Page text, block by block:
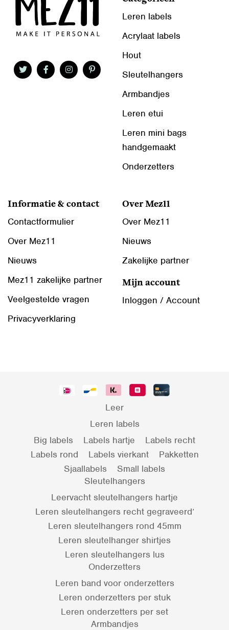
Leren labels
Acrylaat labels
Hout
Sleutelhangers
Armbandjes
Leren etui
Leren mini bags
handgemaakt
Onderzetters
Informatie & contact
Contactformulier
Over Mez11
Nieuws
Mez11 zakelijke partner
Veelgestelde vragen
Privacyverklaring
Over Mez11
Over Mez11
Nieuws
Zakelijke partner
Mijn account
Inloggen / Account
Leer
Leren labels
Big labels
Labels hartje
Labels recht
Labels rond
Labels vierkant
Pakketten
Sjaallabels
Small labels
Sleutelhangers
Leervacht sleutelhangers hartje
Leren sleutelhangers recht gegraveerd’
Leren sleutelhangers rond 45mm
Leren sleutelhanger shirtjes
Leren sleutelhangers lus
Onderzetters
Leren band voor onderzetters
Leren onderzetters per stuk
Leren onderzetters per set
Armbandjes